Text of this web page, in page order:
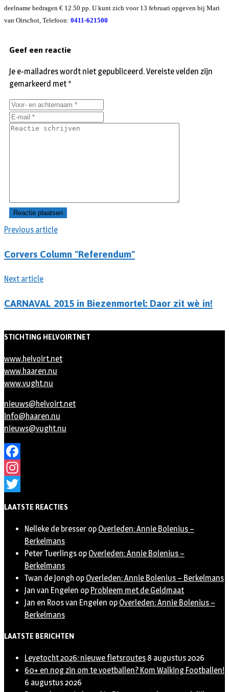
deelname bedragen € 12.50 pp. U kunt zich voor 13 februari opgeven bij Mari
van Oirschot, Telefoon: 0411-621500
Previous article
Corvers Column "Referendum"
Next article
CARNAVAL 2015 in Biezenmortel: Daor zit wè in!
Geef een reactie
Je e-mailadres wordt niet gepubliceerd.Vereiste velden zijn
gemarkeerd met *
STICHTING HELVOIRTNET
www.helvoirt.net
www.haaren.nu
www.vught.nu
nieuws@helvoirt.net
info@haaren.nu
nieuws@vught.nu
Facebook
Instagram
LAATSTE REACTIES
Nelleke de bresser op Overleden: Annie Bolenius –
Berkelmans
Peter Tuerlings op Overleden: Annie Bolenius –
Berkelmans
Twan de Jongh op Overleden: Annie Bolenius – Berkelmans
Jan van Engelen op Probleem met de Geldmaat
Jan en Roos van Engelen op Overleden: Annie Bolenius –
Berkelmans
LAATSTE BERICHTEN
Leyetocht 2026: nieuwe fietsroutes 8 augustus 2026
60+ en nog zin om te voetballen? Kom Walking Footballen!
6 augustus 2026